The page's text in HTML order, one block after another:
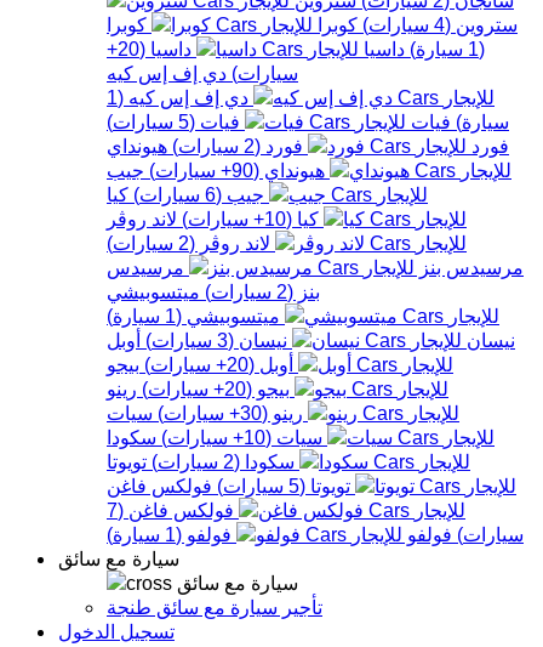
ستروين (
4 سيارات) كوبرا
كوبرا
(
1 سيارة) داسيا داسيا (
20+
سيارات) دي إف إس كيه
دي إف إس كيه (
1
سيارة) فيات فيات (
5 سيارات)
فورد
فورد (
2 سيارات) هيونداي
هيونداي (
90+ سيارات) جيب
جيب (
6 سيارات) كيا
كيا (
10+ سيارات) لاند روڤر
لاند روڤر (
2 سيارات)
مرسيدس بنز
مرسيدس
بنز (
2 سيارات) ميتسوبيشي
ميتسوبيشي (
1 سيارة)
نيسان
نيسان (
3 سيارات) أوبل
أوبل (
20+ سيارات) بيجو
بيجو (
20+ سيارات) رينو
رينو (
30+ سيارات) سيات
سيات (
10+ سيارات) سكودا
سكودا (
2 سيارات) تويوتا
تويوتا (
5 سيارات) فولكس فاغن
فولكس فاغن (
7
سيارات) فولفو فولفو (
1 سيارة)
سيارة مع سائق
سيارة مع سائق
تأجير سيارة مع سائق طنجة
تسجيل الدخول